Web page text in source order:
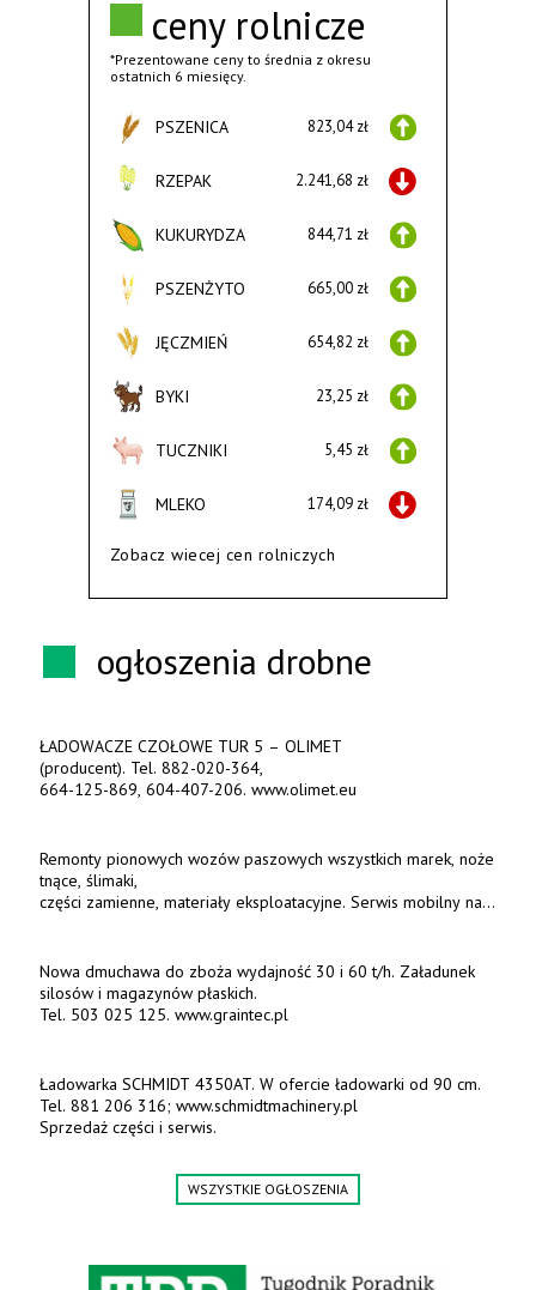
ceny rolnicze
*Prezentowane ceny to średnia z okresu
ostatnich 6 miesięcy.
PSZENICA 823,04 zł
RZEPAK 2.241,68 zł
KUKURYDZA 844,71 zł
PSZENŻYTO 665,00 zł
JĘCZMIEŃ 654,82 zł
BYKI 23,25 zł
TUCZNIKI 5,45 zł
MLEKO 174,09 zł
Zobacz wiecej cen rolniczych
ogłoszenia drobne
ŁADOWACZE CZOŁOWE TUR 5 – OLIMET
664-125-869, 604-407-206. www.olimet.eu